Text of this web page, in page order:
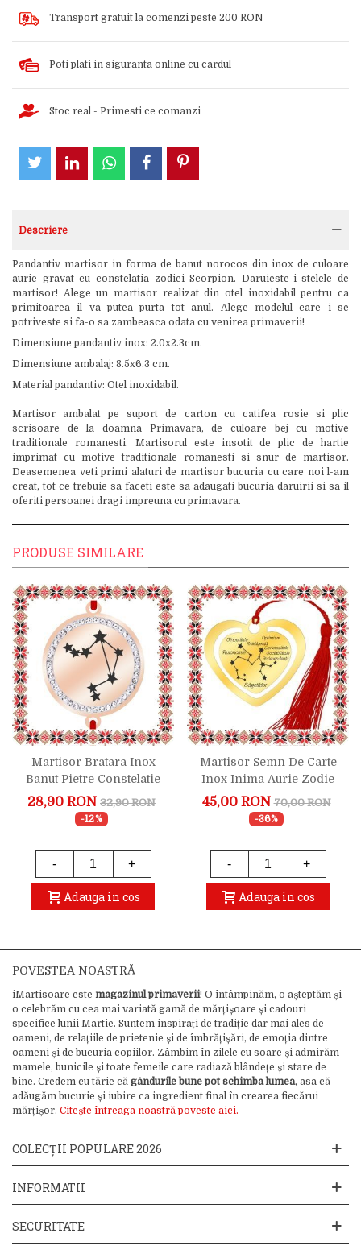
Transport gratuit la comenzi peste 200 RON
Poti plati in siguranta online cu cardul
Stoc real - Primesti ce comanzi
Descriere
Pandantiv martisor in forma de banut norocos din inox de culoare
aurie gravat cu constelatia zodiei Scorpion. Daruieste-i stelele de
martisor! Alege un martisor realizat din otel inoxidabil pentru ca
primitoarea il va putea purta tot anul. Alege modelul care i se
potriveste si fa-o sa zambeasca odata cu venirea primaverii!
Dimensiune pandantiv inox: 2.0x2.3cm.
Dimensiune ambalaj: 8.5x6.3 cm.
Material pandantiv: Otel inoxidabil.
Martisor ambalat pe suport de carton cu catifea rosie si plic
scrisoare de la doamna Primavara, de culoare bej cu motive
traditionale romanesti. Martisorul este insotit de plic de hartie
imprimat cu motive traditionale romanesti si snur de martisor.
Deasemenea veti primi alaturi de martisor bucuria cu care noi l-am
creat, tot ce trebuie sa faceti este sa adaugati bucuria daruirii si sa il
oferiti persoanei dragi impreuna cu primavara.
PRODUSE SIMILARE
Martisor Bratara Inox
Banut Pietre Constelatie
Balanta Rose Gold
28,90 RON 32,90 RON
-12%
- +
Adauga in cos
Martisor Semn De Carte
Inox Inima Aurie Zodie
Sagetator
45,00 RON 70,00 RON
-36%
- +
Adauga in cos
POVESTEA NOASTRĂ
iMartisoare este magazinul primăverii! O întâmpinăm, o așteptăm și
o celebrăm cu cea mai variată gamă de mărțișoare și cadouri
specifice lunii Martie. Suntem inspirați de tradiție dar mai ales de
oameni, de relațiile de prietenie și de îmbrățișări, de emoția dintre
oameni și de bucuria copiilor. Zâmbim în zilele cu soare și admirăm
mamele, bunicile și toate femeile care radiază blândețe și stare de
bine. Credem cu tărie că gândurile bune pot schimba lumea, asa că
adăugăm bucurie și iubire ca ingredient final în crearea fiecărui
mărțișor. Citește întreaga noastră poveste aici.
COLECȚII POPULARE 2026
INFORMATII
SECURITATE